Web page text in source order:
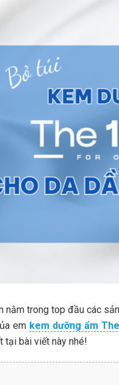
nằm trong top đầu các
em kem dưỡng ẩm
tại bài viết này nhé!